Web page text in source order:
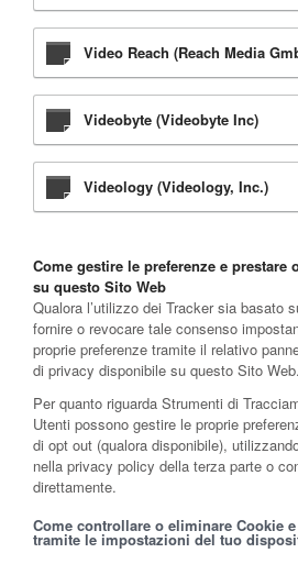
Video Reach (Reach Media
Videobyte (Videobyte Inc)
Videology (Videology, Inc.)
Come gestire le preferenze e prestare
su questo Sito Web
Qualora l’utilizzo dei Tracker sia basato
fornire o revocare tale consenso
proprie preferenze tramite il relativo
di privacy disponibile su questo Sito Web.
Per quanto riguarda Strumenti di
Utenti possono gestire le proprie
di opt out (qualora disponibile),
nella privacy policy della terza parte o
direttamente.
Come controllare o eliminare Cookie
tramite le impostazioni del tuo